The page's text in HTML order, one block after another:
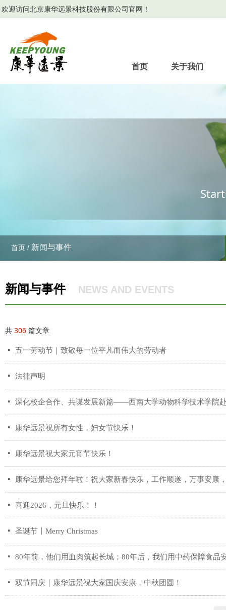
首页 关于我们
欢迎访问北京康华远景科技股份有限公司官网！
共 306 篇文章
넷 五一劳动节｜致敬每一位平凡而伟大的劳动者
넷 法律声明
넷 深化校企合作、共谋发展新篇——西南大学动物科学技术学院
넷 康华远景祝所有女性，妇女节快乐！
넷 康华远景祝大家元宵节快乐！
넷 康华远景给您拜年啦！祝大家新春快乐，工作顺遂，万事安康
넷 喜迎2026，元旦快乐！！
넷 圣诞节丨Merry Christmas
넷 80年前，他们用血肉筑起长城；80年后，我们用中药保障食品
넷 双节同庆｜康华远景祝大家国庆安康，中秋团圆！
首页 / 新闻与事件
新闻与事件 NEWS AND EVENTS